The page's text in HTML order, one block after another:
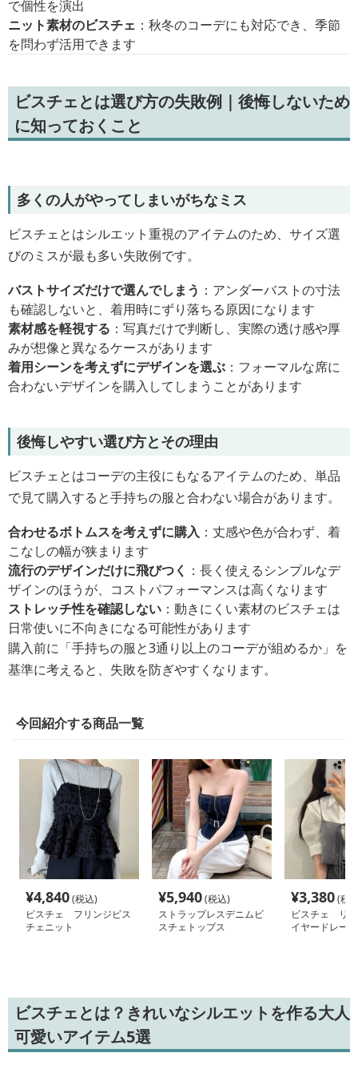
で個性を演出
ニット素材のビスチェ ：秋冬のコーデにも対応でき、季節
を問わず活用できます
ビスチェとは選び方の失敗例｜後悔しないため
に知っておくこと
多くの人がやってしまいがちなミス
ビスチェとはシルエット重視のアイテムのため、サイズ選
びのミスが最も多い失敗例です。
バストサイズだけで選んでしまう ：アンダーバストの寸法
も確認しないと、着用時にずり落ちる原因になります
素材感を軽視する ：写真だけで判断し、実際の透け感や厚
みが想像と異なるケースがあります
着用シーンを考えずにデザインを選ぶ ：フォーマルな席に
合わないデザインを購入してしまうことがあります
後悔しやすい選び方とその理由
ビスチェとはコーデの主役にもなるアイテムのため、単品
で見て購入すると手持ちの服と合わない場合があります。
合わせるボトムスを考えずに購入 ：丈感や色が合わず、着
こなしの幅が狭まります
流行のデザインだけに飛びつく ：長く使えるシンプルなデ
ザインのほうが、コストパフォーマンスは高くなります
ストレッチ性を確認しない ：動きにくい素材のビスチェは
日常使いに不向きになる可能性があります
購入前に「手持ちの服と3通り以上のコーデが組めるか」を
基準に考えると、失敗を防ぎやすくなります。
今回紹介する商品一覧
¥4,840(税込)
ビスチェ フリンジビス
チェニット
¥5,940(税込)
ストラップレスデニムビ
スチェトップス
¥3,380(税
ビスチェ リ
イヤードレー
ビスチェとは？きれいなシルエットを作る大人
可愛いアイテム5選